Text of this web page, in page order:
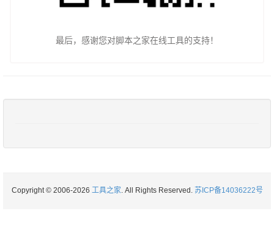
最后，感谢您对脚本之家在线工具的支持！
Copyright © 2006-2026 工具之家. All Rights Reserved. 苏ICP备14036222号